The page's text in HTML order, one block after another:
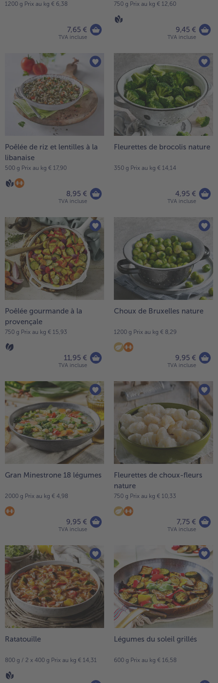
1200 g Prix au kg € 6,38
7,65 €
TVA incluse
750 g Prix au kg € 12,60
9,45 €
TVA incluse
Poêlée de riz et lentilles à la
libanaise
500 g Prix au kg € 17,90
8,95 €
TVA incluse
Fleurettes de brocolis nature
350 g Prix au kg € 14,14
4,95 €
TVA incluse
Poêlée gourmande à la
provençale
750 g Prix au kg € 15,93
11,95 €
TVA incluse
Choux de Bruxelles nature
1200 g Prix au kg € 8,29
9,95 €
TVA incluse
Gran Minestrone 18 légumes
2000 g Prix au kg € 4,98
9,95 €
TVA incluse
Fleurettes de choux-fleurs
nature
750 g Prix au kg € 10,33
7,75 €
TVA incluse
Ratatouille
800 g / 2 x 400 g Prix au kg € 14,31
Légumes du soleil grillés
600 g Prix au kg € 16,58